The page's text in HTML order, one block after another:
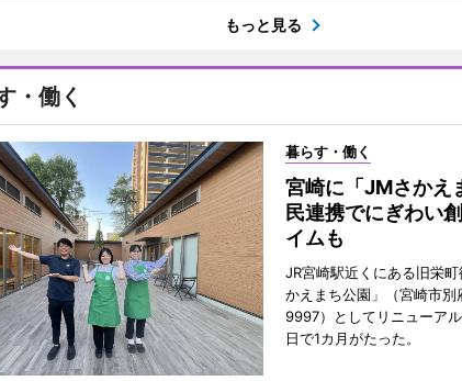
もっと見る
・働く
暮らす・働く
宮崎に「JMさか
民連携でにぎわい
イムも
JR宮崎駅近くにある旧栄
かえまち公園」（宮崎市
9997）としてリニューア
日で1カ月がたった。